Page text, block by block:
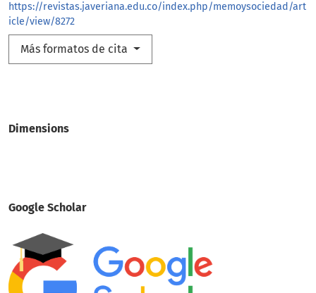
https://revistas.javeriana.edu.co/index.php/memoysociedad/art
icle/view/8272
Más formatos de cita
Dimensions
Google Scholar